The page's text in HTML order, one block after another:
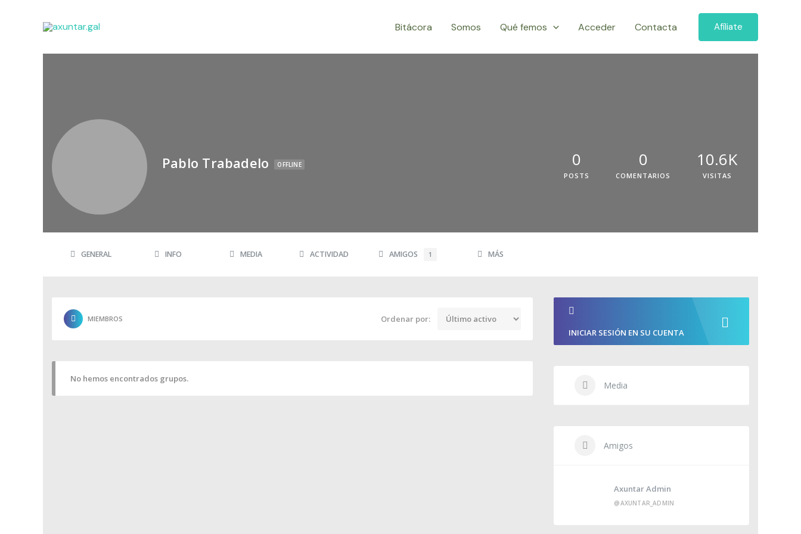
Bitácora Somos Qué femos Acceder Contacta Afíliate
Pablo Trabadelo OFFLINE 0
POSTS
0
COMENTARIOS
10.6K
VISITAS
GENERAL INFO MEDIA ACTIVIDAD AMIGOS 1 MÁS
MIEMBROS Ordenar por:
No hemos encontrados grupos.
INICIAR SESIÓN EN SU CUENTA
Media
Amigos
Axuntar Admin
@AXUNTAR_ADMIN